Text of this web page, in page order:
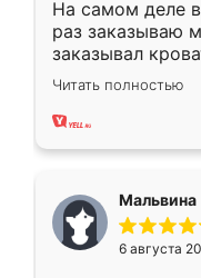
На самом деле
раз заказываю
заказывал
ребёнка при
заказал шкаф-
хорошее сборка
меньше, здесь
Мне нравится
мебели буду
Читать полностью
Мальвина
6 августа